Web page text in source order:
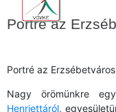
Portré az
Portré az
Nagy örömünkre
Henriettáról,